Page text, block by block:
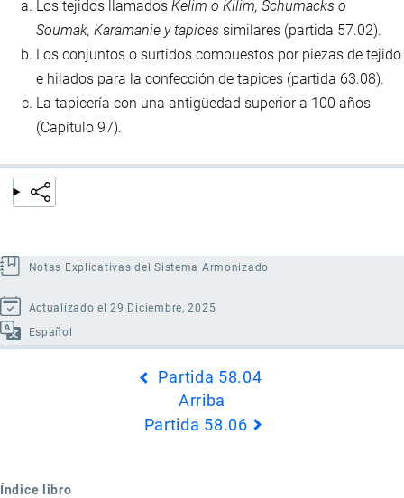
Los tejidos llamados Kelim o Kilim, Schumacks o
Soumak, Karamanie y tapices similares (partida 57.02).
Los conjuntos o surtidos compuestos por piezas de tejido
e hilados para la confección de tapices (partida 63.08).
La tapicería con una antigüedad superior a 100 años
(Capítulo 97).
Notas Explicativas del Sistema Armonizado
Actualizado el 29 Diciembre, 2025
Español
Partida 58.04
Arriba
Partida 58.06
Índice libro